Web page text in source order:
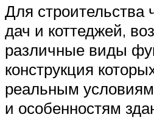
Для строительства
дач и коттеджей,
различные виды
конструкция
реальным
и особенностям